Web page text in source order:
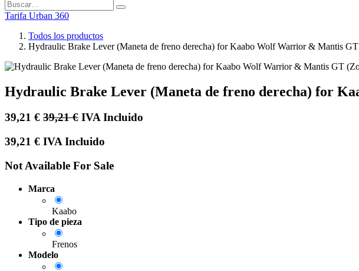
Tarifa Urban 360
Todos los productos
Hydraulic Brake Lever (Maneta de freno derecha) for Kaabo Wolf Warrior & Mantis
Hydraulic Brake Lever (Maneta de freno derecha) for
39,21 € 39,21€ IVA Incluido
39,21 € IVA Incluido
Not Available For Sale
Marca
Kaabo
Tipo de pieza
Frenos
Modelo